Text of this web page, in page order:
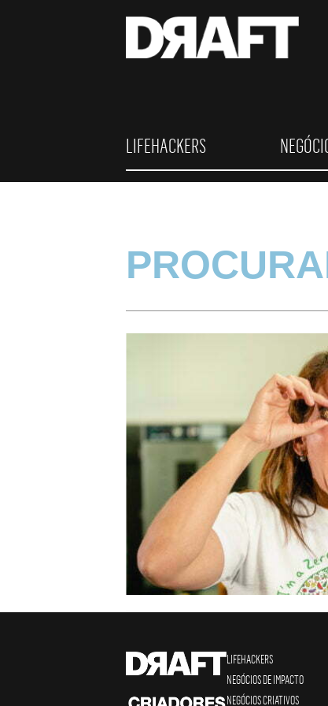
LIFEHACKERS
LIFEHACKERS
NEGÓCIOS DE IMPACTO
NEGÓCIOS CRIATIVOS